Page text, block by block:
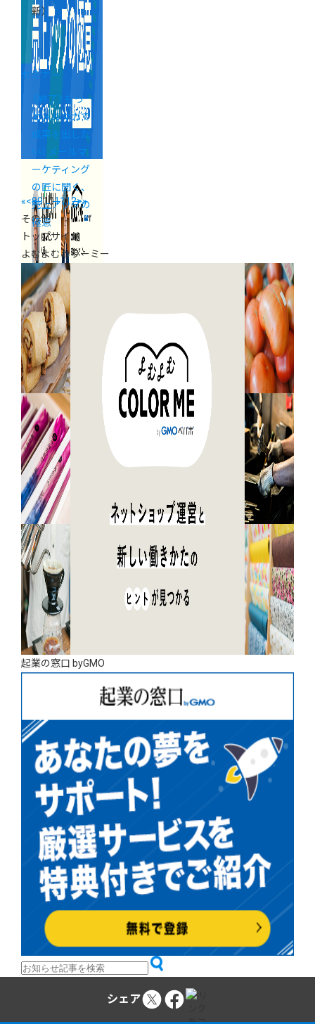
新）
セミナー
《終了》もっ
とメルマガで
成果を出した
い！ メールマ
ーケティング
の匠に聞く、
売上アップの
極意
«<89101112>»
その他
トップサイド
よむよむカラーミー
起業の窓口 byGMO
シェア